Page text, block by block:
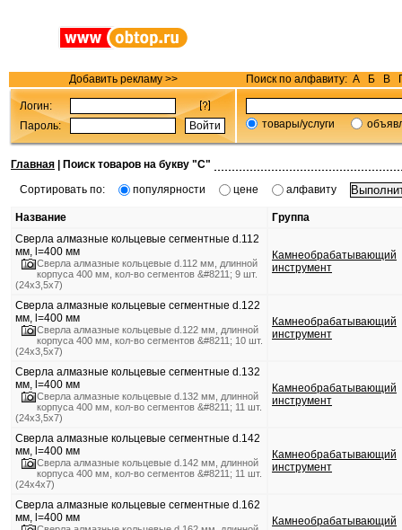
Добавить рекламу >> Поиск по алфавиту: А Б В
Логин:
Пароль:
товары/услуги
Главная | Поиск товаров на букву "С"
Сортировать по:
популярности цене алфавиту
Название
Группа
Сверла алмазные кольцевые сегментные d.112
мм, l=400 мм
Сверла алмазные кольцевые d.112 мм, длинной
корпуса 400 мм, кол-во сегментов &#8211; 9 шт.
(24х3,5х7)
Камнеобрабатывающий
инструмент
Сверла алмазные кольцевые сегментные d.122
мм, l=400 мм
Сверла алмазные кольцевые d.122 мм, длинной
корпуса 400 мм, кол-во сегментов &#8211; 10 шт.
(24х3,5х7)
Камнеобрабатывающий
инструмент
Сверла алмазные кольцевые сегментные d.132
мм, l=400 мм
Сверла алмазные кольцевые d.132 мм, длинной
корпуса 400 мм, кол-во сегментов &#8211; 11 шт.
(24х3,5х7)
Камнеобрабатывающий
инструмент
Сверла алмазные кольцевые сегментные d.142
мм, l=400 мм
Сверла алмазные кольцевые d.142 мм, длинной
корпуса 400 мм, кол-во сегментов &#8211; 11 шт.
(24х4х7)
Камнеобрабатывающий
инструмент
Сверла алмазные кольцевые сегментные d.162
мм, l=400 мм
Камнеобрабатывающий